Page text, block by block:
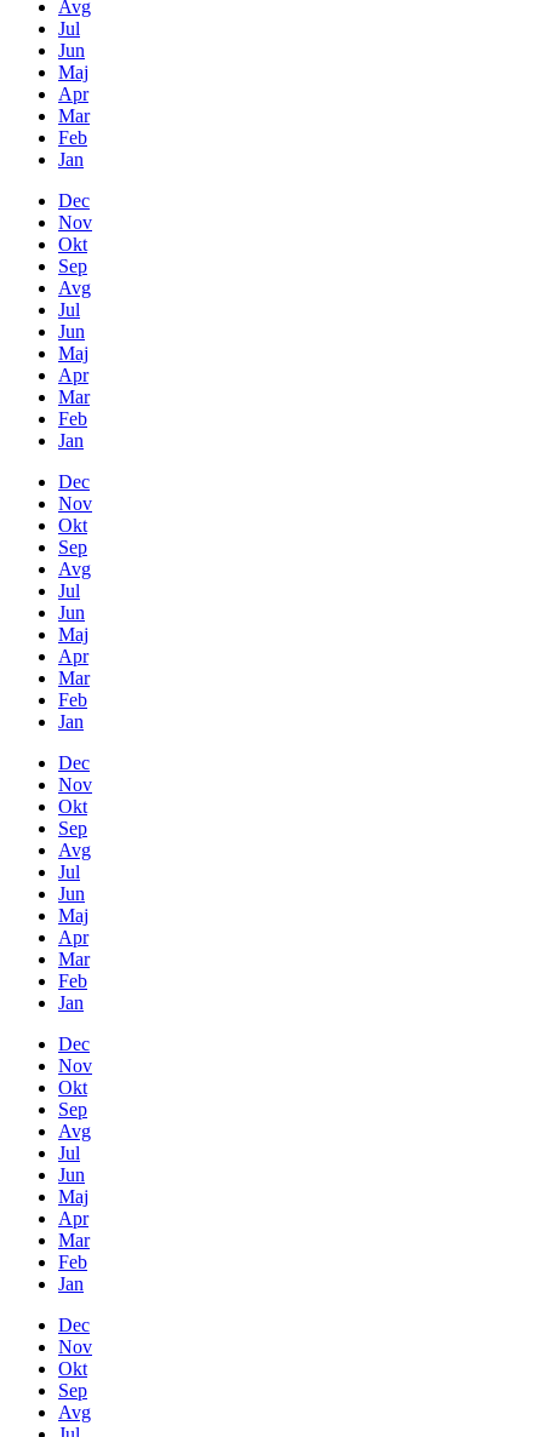
Avg
Jul
Jun
Maj
Apr
Mar
Feb
Jan
Dec
Nov
Okt
Sep
Avg
Jul
Jun
Maj
Apr
Mar
Feb
Jan
Dec
Nov
Okt
Sep
Avg
Jul
Jun
Maj
Apr
Mar
Feb
Jan
Dec
Nov
Okt
Sep
Avg
Jul
Jun
Maj
Apr
Mar
Feb
Jan
Dec
Nov
Okt
Sep
Avg
Jul
Jun
Maj
Apr
Mar
Feb
Jan
Dec
Nov
Okt
Sep
Avg